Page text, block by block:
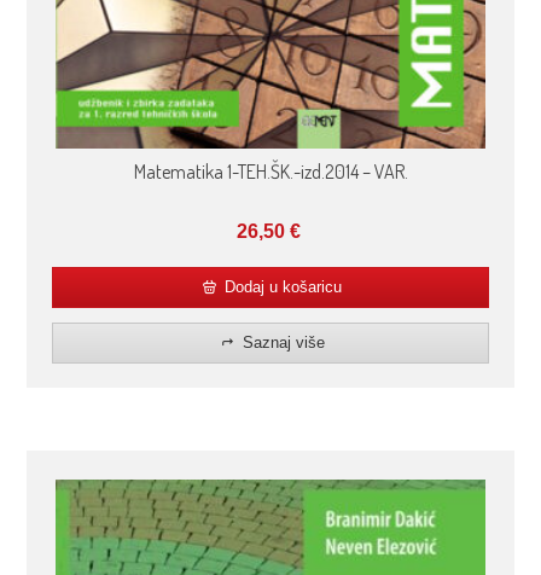
Matematika 1-TEH.ŠK.-izd.2014 – VAR.
26,50 €
Dodaj u košaricu
Saznaj više